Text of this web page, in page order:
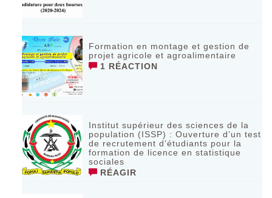
Formation en montage et gestion de
projet agricole et agroalimentaire
1 RÉACTION
Institut supérieur des sciences de la
population (ISSP) : Ouverture d’un test
de recrutement d’étudiants pour la
formation de licence en statistique
sociales
RÉAGIR